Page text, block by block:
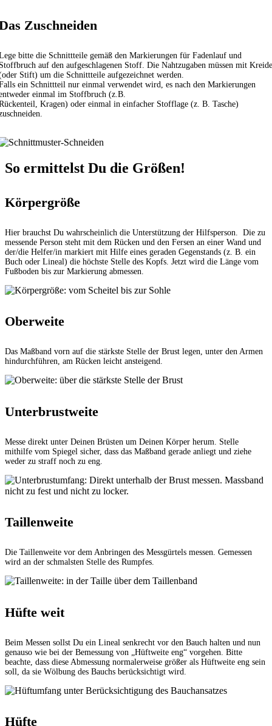
Zuschneiden
bitte die Schnittteile gemäß den Markierungen für Fadenlauf und
auf den aufgeschlagenen Stoff. Die Nahtzugaben müssen mit Kreide
Stift) um die Schnittteile aufgezeichnet werden.
ein Schnittteil nur einmal verwendet wird, es nach den Markierungen
einmal im Stoffbruch (z.B.
Kragen) oder einmal in einfacher Stofflage (z. B. Tasche)
So ermittelst Du die Größen!
Körpergröße
Hier brauchst Du wahrscheinlich die Unterstützung der Hilfsperson. Die zu
messende Person steht mit dem Rücken und den Fersen an einer Wand und
der/die Helfer/in markiert mit Hilfe eines geraden Gegenstands (z. B. ein
Buch oder Lineal) die höchste Stelle des Kopfs. Jetzt wird die Länge vom
Fußboden bis zur Markierung abmessen.
Oberweite
Das Maßband vorn auf die stärkste Stelle der Brust legen, unter den Armen
hindurchführen, am Rücken leicht ansteigend.
Unterbrustweite
Messe direkt unter Deinen Brüsten um Deinen Körper herum. Stelle
mithilfe vom Spiegel sicher, dass das Maßband gerade anliegt und ziehe
weder zu straff noch zu eng.
Taillenweite
Die Taillenweite vor dem Anbringen des Messgürtels messen. Gemessen
wird an der schmalsten Stelle des Rumpfes.
Hüfte weit
Beim Messen sollst Du ein Lineal senkrecht vor den Bauch halten und nun
genauso wie bei der Bemessung von „Hüftweite eng“ vorgehen. Bitte
beachte, dass diese Abmessung normalerweise größer als Hüftweite eng sein
soll, da sie Wölbung des Bauchs berücksichtigt wird.
Hüfte